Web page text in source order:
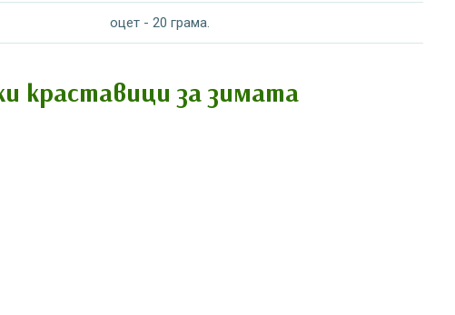
оцет - 20 грама.
краставици за зимата